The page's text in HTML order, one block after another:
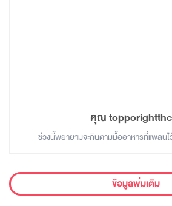
คุณ
ช่วงนี้พยายามจะกินตามมื้ออาหารที่แพลนไ
ข้อมูลพิ่มเติม